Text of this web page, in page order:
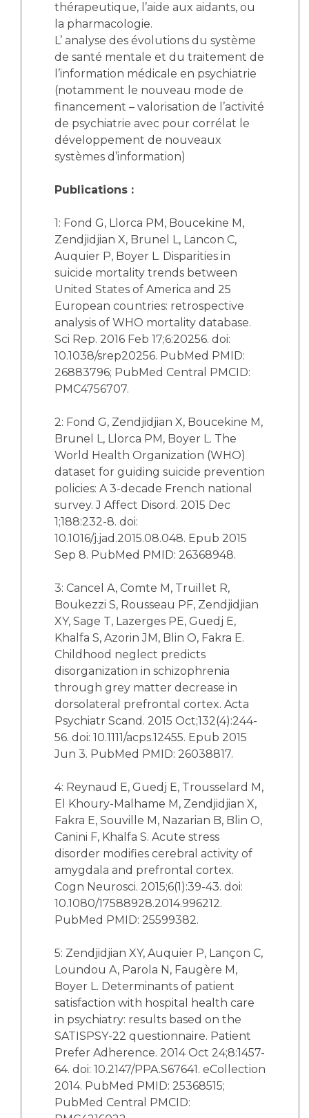
thérapeutique, l’aide aux aidants, ou
la pharmacologie.
L’ analyse des évolutions du système
de santé mentale et du traitement de
l’information médicale en psychiatrie
(notamment le nouveau mode de
financement – valorisation de l’activité
de psychiatrie avec pour corrélat le
développement de nouveaux
systèmes d’information)
Publications :
1: Fond G, Llorca PM, Boucekine M,
Zendjidjian X, Brunel L, Lancon C,
Auquier P, Boyer L. Disparities in
suicide mortality trends between
United States of America and 25
European countries: retrospective
analysis of WHO mortality database.
Sci Rep. 2016 Feb 17;6:20256. doi:
10.1038/srep20256. PubMed PMID:
26883796; PubMed Central PMCID:
PMC4756707.
2: Fond G, Zendjidjian X, Boucekine M,
Brunel L, Llorca PM, Boyer L. The
World Health Organization (WHO)
dataset for guiding suicide prevention
policies: A 3-decade French national
survey. J Affect Disord. 2015 Dec
1;188:232-8. doi:
10.1016/j.jad.2015.08.048. Epub 2015
Sep 8. PubMed PMID: 26368948.
3: Cancel A, Comte M, Truillet R,
Boukezzi S, Rousseau PF, Zendjidjian
XY, Sage T, Lazerges PE, Guedj E,
Khalfa S, Azorin JM, Blin O, Fakra E.
Childhood neglect predicts
disorganization in schizophrenia
through grey matter decrease in
dorsolateral prefrontal cortex. Acta
Psychiatr Scand. 2015 Oct;132(4):244-
56. doi: 10.1111/acps.12455. Epub 2015
Jun 3. PubMed PMID: 26038817.
4: Reynaud E, Guedj E, Trousselard M,
El Khoury-Malhame M, Zendjidjian X,
Fakra E, Souville M, Nazarian B, Blin O,
Canini F, Khalfa S. Acute stress
disorder modifies cerebral activity of
amygdala and prefrontal cortex.
Cogn Neurosci. 2015;6(1):39-43. doi:
10.1080/17588928.2014.996212.
PubMed PMID: 25599382.
5: Zendjidjian XY, Auquier P, Lançon C,
Loundou A, Parola N, Faugère M,
Boyer L. Determinants of patient
satisfaction with hospital health care
in psychiatry: results based on the
SATISPSY-22 questionnaire. Patient
Prefer Adherence. 2014 Oct 24;8:1457-
64. doi: 10.2147/PPA.S67641. eCollection
2014. PubMed PMID: 25368515;
PubMed Central PMCID: